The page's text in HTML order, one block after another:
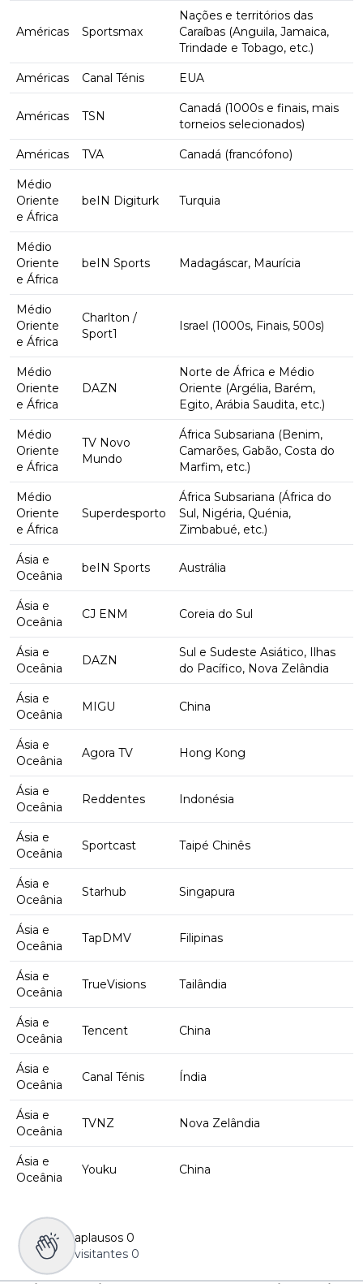
Américas Sportsmax
Nações e territórios das
Caraíbas (Anguila, Jamaica,
Trindade e Tobago, etc.)
Américas Canal Ténis EUA
Américas TSN
Canadá (1000s e finais, mais
torneios selecionados)
Américas TVA Canadá (francófono)
Médio
Oriente
e África
beIN Digiturk Turquia
Médio
Oriente
e África
beIN Sports Madagáscar, Maurícia
Médio
Oriente
e África
Charlton /
Sport1
Israel (1000s, Finais, 500s)
Médio
Oriente
e África
DAZN
Norte de África e Médio
Oriente (Argélia, Barém,
Egito, Arábia Saudita, etc.)
Médio
Oriente
e África
TV Novo
Mundo
África Subsariana (Benim,
Camarões, Gabão, Costa do
Marfim, etc.)
Médio
Oriente
e África
Superdesporto
África Subsariana (África do
Sul, Nigéria, Quénia,
Zimbabué, etc.)
Ásia e
Oceânia
beIN Sports Austrália
Ásia e
Oceânia
CJ ENM Coreia do Sul
Ásia e
Oceânia
DAZN
Sul e Sudeste Asiático, Ilhas
do Pacífico, Nova Zelândia
Ásia e
Oceânia
MIGU China
Ásia e
Oceânia
Agora TV Hong Kong
Ásia e
Oceânia
Reddentes Indonésia
Ásia e
Oceânia
Sportcast Taipé Chinês
Ásia e
Oceânia
Starhub Singapura
Ásia e
Oceânia
TapDMV Filipinas
Ásia e
Oceânia
TrueVisions Tailândia
Ásia e
Oceânia
Tencent China
Ásia e
Oceânia
Canal Ténis Índia
Ásia e
Oceânia
TVNZ Nova Zelândia
Ásia e
Oceânia
Youku China
aplausos 0
visitantes 0